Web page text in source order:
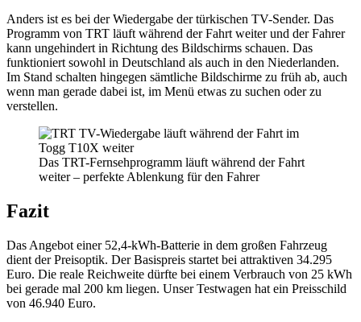
Anders ist es bei der Wiedergabe der türkischen TV-Sender. Das
Programm von TRT läuft während der Fahrt weiter und der Fahrer
kann ungehindert in Richtung des Bildschirms schauen. Das
funktioniert sowohl in Deutschland als auch in den Niederlanden.
Im Stand schalten hingegen sämtliche Bildschirme zu früh ab, auch
wenn man gerade dabei ist, im Menü etwas zu suchen oder zu
verstellen.
Das TRT-Fernsehprogramm läuft während der Fahrt
weiter – perfekte Ablenkung für den Fahrer
Fazit
Das Angebot einer 52,4-kWh-Batterie in dem großen Fahrzeug
dient der Preisoptik. Der Basispreis startet bei attraktiven 34.295
Euro. Die reale Reichweite dürfte bei einem Verbrauch von 25 kWh
bei gerade mal 200 km liegen. Unser Testwagen hat ein Preisschild
von 46.940 Euro.